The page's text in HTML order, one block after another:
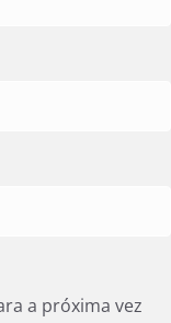
a próxima vez